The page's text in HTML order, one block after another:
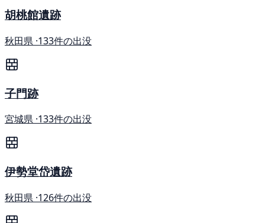
胡桃館遺跡
秋田県 ·133件の出没
子門跡
宮城県 ·133件の出没
伊勢堂岱遺跡
秋田県 ·126件の出没